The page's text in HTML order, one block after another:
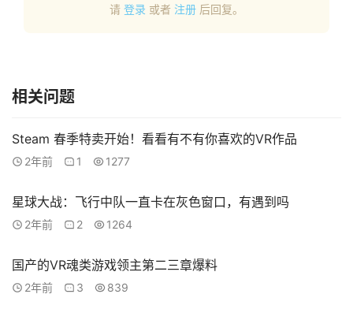
资
下
载
V
R
坛
社
请 登录 或者 注册 后回复。
相关问题
Steam 春季特卖开始！看看有不有你喜欢的VR作品
2年前 1 1277
星球大战：飞行中队一直卡在灰色窗口，有遇到吗
2年前 2 1264
国产的VR魂类游戏领主第二三章爆料
2年前 3 839